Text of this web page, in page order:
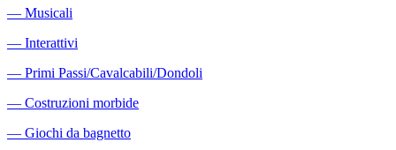
― Musicali
― Interattivi
― Primi Passi/Cavalcabili/Dondoli
― Costruzioni morbide
― Giochi da bagnetto